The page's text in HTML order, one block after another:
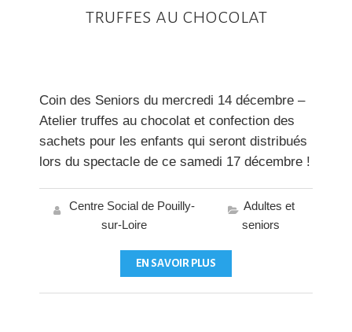
truffes au chocolat
Coin des Seniors du mercredi 14 décembre –
Atelier truffes au chocolat et confection des
sachets pour les enfants qui seront distribués
lors du spectacle de ce samedi 17 décembre !
Centre Social de Pouilly-
sur-Loire
Adultes et
seniors
EN SAVOIR PLUS